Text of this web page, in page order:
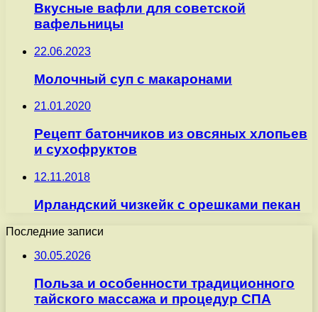
Вкусные вафли для советской
вафельницы
22.06.2023
Молочный суп с макаронами
21.01.2020
Рецепт батончиков из овсяных хлопьев
и сухофруктов
12.11.2018
Ирландский чизкейк с орешками пекан
Последние записи
30.05.2026
Польза и особенности традиционного
тайского массажа и процедур СПА